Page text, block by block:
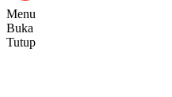
Menu
Buka
Tutup